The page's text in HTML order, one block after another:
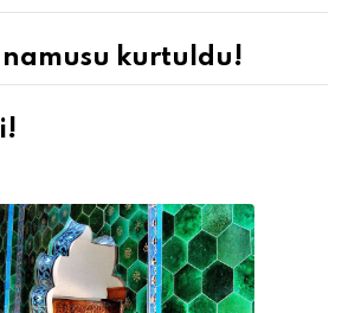
namusu kurtuldu!